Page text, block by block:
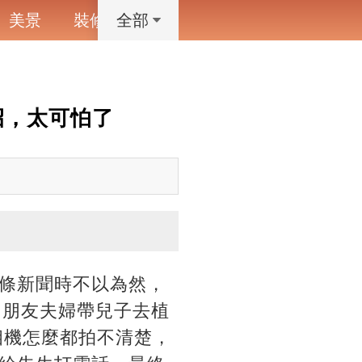
美景 裝修 寵物
全部
太可怕了
新聞時不以為然，
友夫婦帶兒子去植
怎麼都拍不清楚，